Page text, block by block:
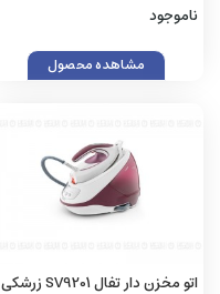
ناموجود
مشاهده محصول
اتو مخزن دار تفال SV9201 زرشکی